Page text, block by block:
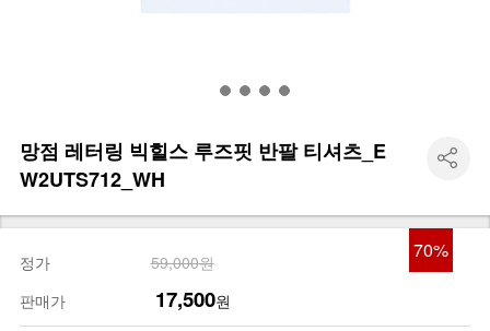
망점 레터링 빅힐스 루즈핏 반팔 티셔츠_E
W2UTS712_WH
70%
정가
59,000원
판매가
17,500원